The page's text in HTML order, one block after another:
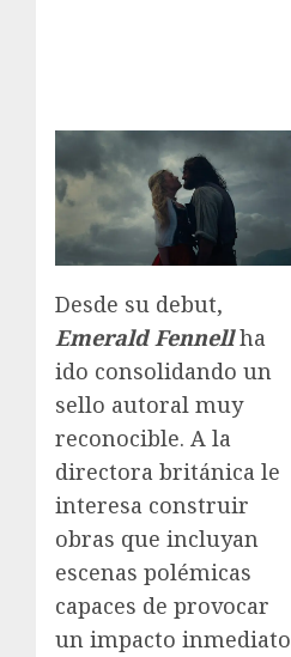
Desde su debut,
Emerald Fennellha
ido consolidando un
sello autoral muy
reconocible. A la
directora británica le
interesa construir
obras que incluyan
escenas polémicas
capaces de provocar
un impacto inmediato